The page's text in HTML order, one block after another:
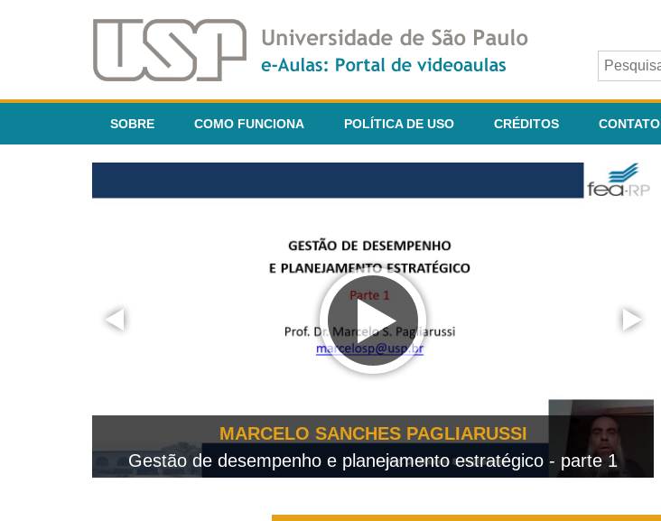
SOBRE COMO FUNCIONA POLÍTICA DE USO CRÉDITOS CONTATO
MARCELO SANCHES PAGLIARUSSI
Gestão de desempenho e planejamento estratégico - parte 1